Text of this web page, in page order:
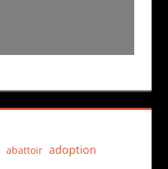
abattoir adoption